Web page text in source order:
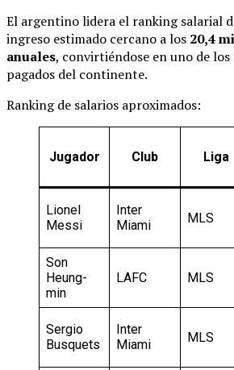
El argentino lidera el ranking salarial
ingreso estimado cercano a los 20,4
anuales, convirtiéndose en uno de
pagados del continente.
Ranking de salarios aproximados:
Jugador Club Liga
Lionel
Messi
Inter
Miami
MLS
Son
Heung-
min
LAFC MLS
Sergio
Busquets
Inter
Miami
MLS